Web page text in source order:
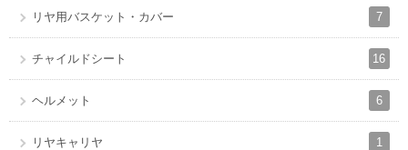
リヤ用バスケット・カバー 7
チャイルドシート 16
ヘルメット 6
リヤキャリヤ 1